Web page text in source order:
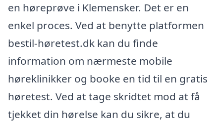
en høreprøve i Klemensker. Det er en
enkel proces. Ved at benytte platformen
bestil-høretest.dk kan du finde
information om nærmeste mobile
høreklinikker og booke en tid til en gratis
høretest. Ved at tage skridtet mod at få
tjekket din hørelse kan du sikre, at du